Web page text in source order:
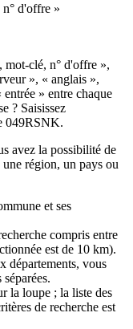
d'offre »
mot-clé, n° d'offre »,
», « anglais »,
» entre chaque
? Saisissez
049RSNK.
avez la possibilité de
région, un pays ou
et ses
compris entre
est de 10 km).
départements, vous
la loupe ; la liste des
de recherche est